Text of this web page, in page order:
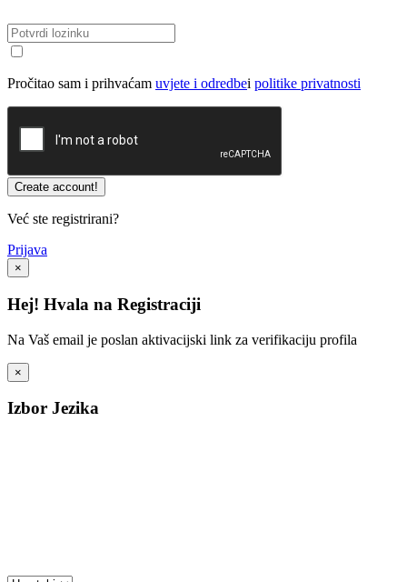
Pročitao sam i prihvaćam uvjete i odredbei politike privatnosti
Već ste registrirani?
Prijava
×
Hej! Hvala na Registraciji
Na Vaš email je poslan aktivacijski link za verifikaciju profila
×
Izbor Jezika